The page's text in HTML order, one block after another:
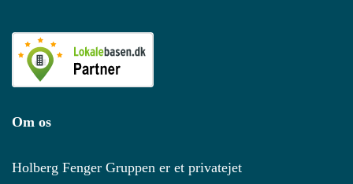
Om os
Holberg Fenger Gruppen er et privatejet